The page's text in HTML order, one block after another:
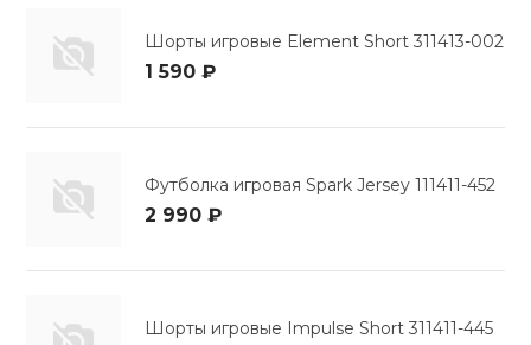
Шорты игровые Element Short 311413-002
1 590 ₽
Футболка игровая Spark Jersey 111411-452
2 990 ₽
Шорты игровые Impulse Short 311411-445